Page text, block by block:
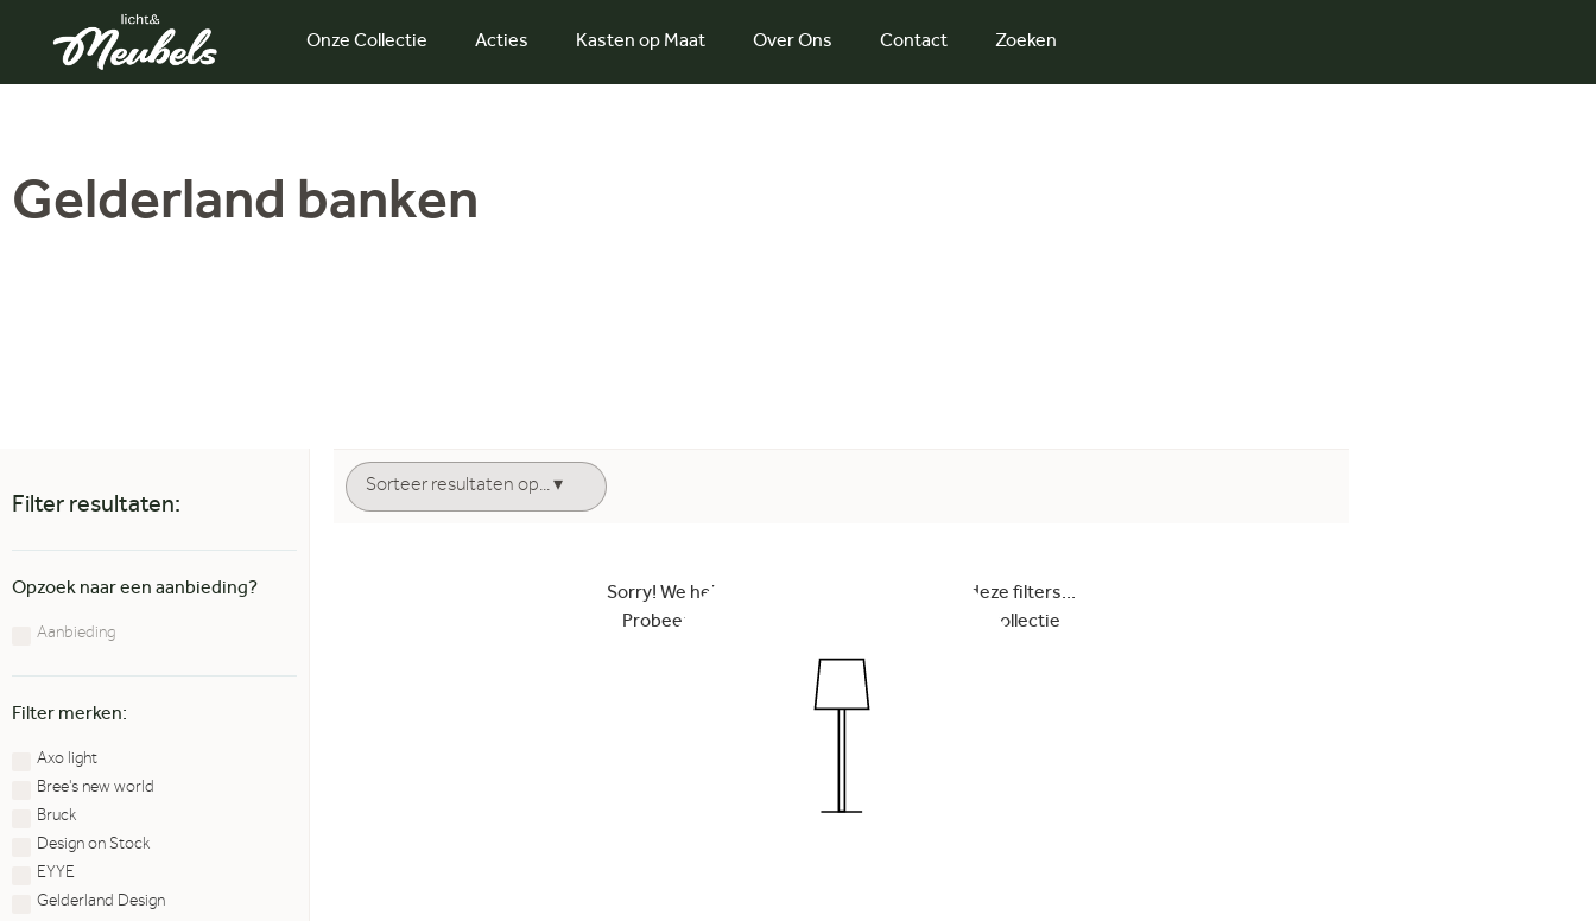
Onze Collectie Acties Kasten op Maat Over Ons Contact Zoeken
Gelderland banken
Filter resultaten:
Opzoek naar een aanbieding?
Aanbieding
Filter merken:
Axo light
Bree's new world
Bruck
Design on Stock
EYYE
Gelderland Design
Sorry! We hebben niets kunnen vinden met deze filters...
Probeer het nog eens binnen onze volledige collectie
NAAR ONZE HELE COLLECTIE